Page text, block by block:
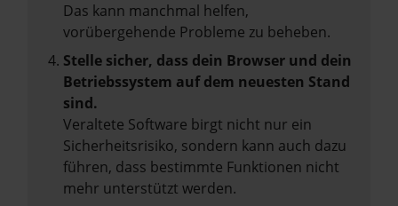
Das kann manchmal helfen,
vorübergehende Probleme zu beheben.
Stelle sicher, dass dein Browser und dein
Betriebssystem auf dem neuesten Stand
sind.
Veraltete Software birgt nicht nur ein
Sicherheitsrisiko, sondern kann auch dazu
führen, dass bestimmte Funktionen nicht
mehr unterstützt werden.